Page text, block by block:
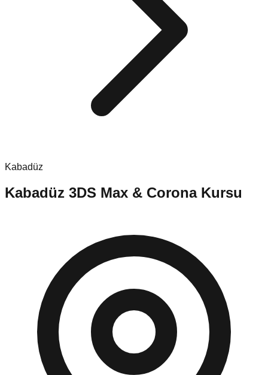
Kabadüz
Kabadüz 3DS Max & Corona Kursu